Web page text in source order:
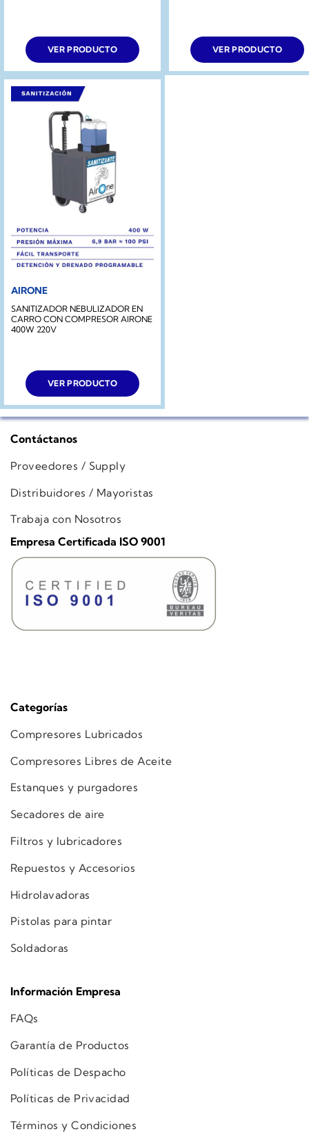
VER PRODUCTO VER PRODUCTO
AIRONE
SANITIZADOR NEBULIZADOR EN
CARRO CON COMPRESOR AIRONE
400W 220V
VER PRODUCTO
Categorías
Compresores Lubricados
Compresores Libres de Aceite
Estanques y purgadores
Secadores de aire
Filtros y lubricadores
Repuestos y Accesorios
Hidrolavadoras
Pistolas para pintar
Soldadoras
Información Empresa
FAQs
Garantía de Productos
Políticas de Despacho
Políticas de Privacidad
Términos y Condiciones
Contáctanos
Proveedores / Supply
Distribuidores / Mayoristas
Trabaja con Nosotros
Empresa Certificada ISO 9001